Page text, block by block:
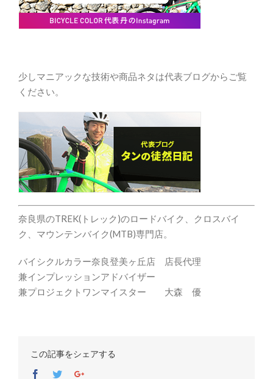
少しマニアックな技術や商品ネタは代表ブログからご覧
ください。
奈良県のTREK(トレック)のロードバイク、クロスバイ
ク、マウンテンバイク(MTB)専門店。
バイシクルカラー奈良登美ヶ丘店 店長代理
兼インプレッションアドバイザー
兼プロジェクトワンマイスター 大森 優
この記事をシェアする
Facebook
TwitterGoogle+